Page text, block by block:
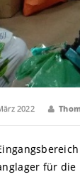
2022
für die